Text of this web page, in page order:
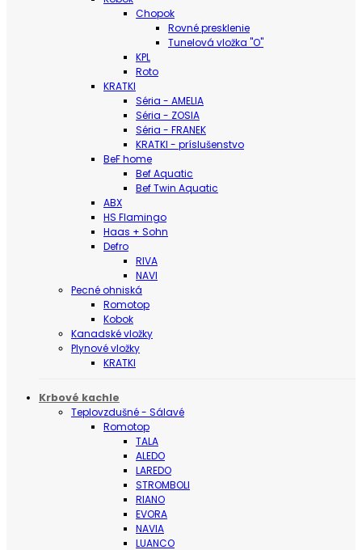
Chopok
Rovné presklenie
Tunelová vložka "O"
KPL
Roto
KRATKI
Séria - AMELIA
Séria - ZOSIA
Séria - FRANEK
KRATKI - príslušenstvo
BeF home
Bef Aquatic
Bef Twin Aquatic
ABX
HS Flamingo
Haas + Sohn
Defro
RIVA
NAVI
Pecné ohniská
Romotop
Kobok
Kanadské vložky
Plynové vložky
KRATKI
Krbové kachle
Teplovzdušné - Sálavé
Romotop
TALA
ALEDO
LAREDO
STROMBOLI
RIANO
EVORA
NAVIA
LUANCO